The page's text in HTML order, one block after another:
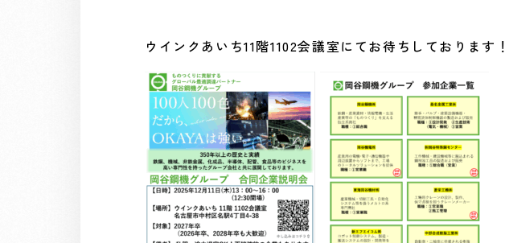
ウインクあいち11階1102会議室にてお待ちしております！